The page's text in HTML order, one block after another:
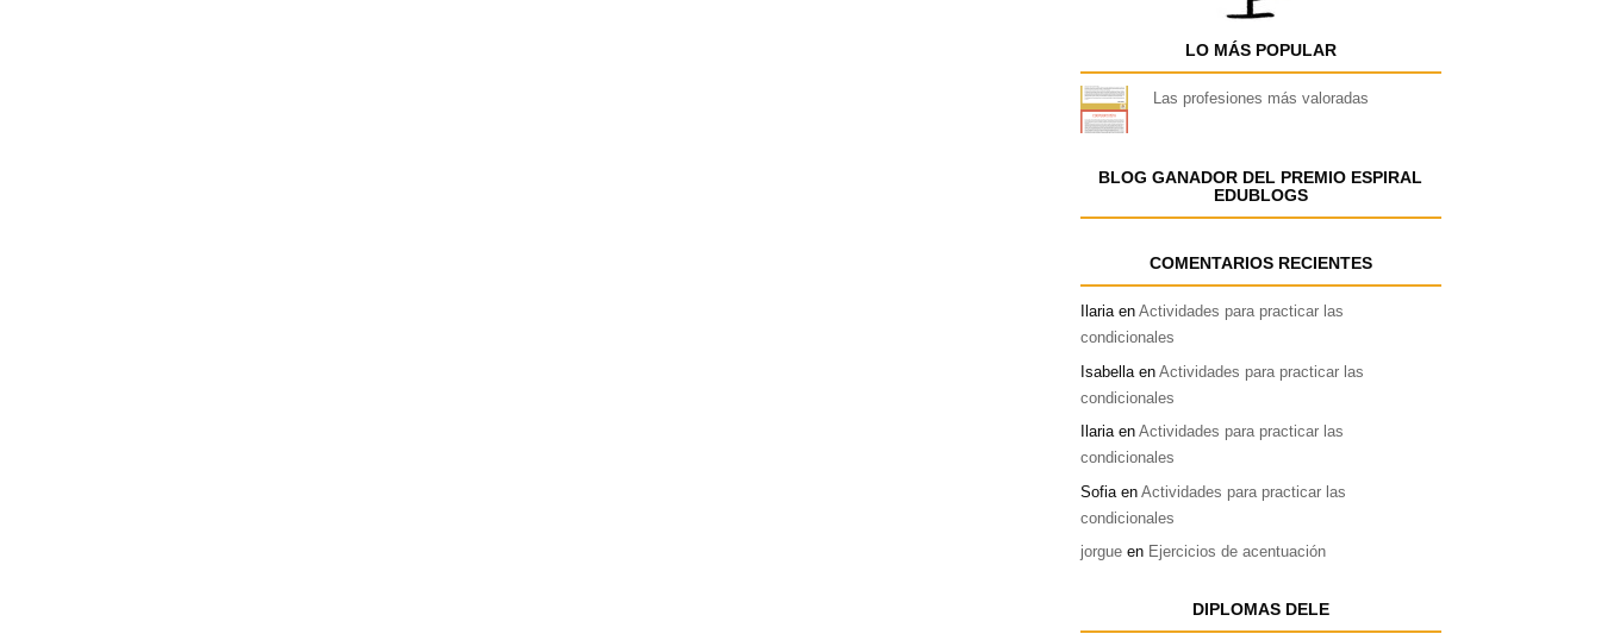
LO MÁS POPULAR
Las profesiones más valoradas
BLOG GANADOR DEL PREMIO ESPIRAL
EDUBLOGS
COMENTARIOS RECIENTES
IlariaenActividades para practicar las
condicionales
Isabella enActividades para practicar las
condicionales
IlariaenActividades para practicar las
condicionales
Sofia enActividades para practicar las
condicionales
jorgue en Ejercicios de acentuación
DIPLOMAS DELE